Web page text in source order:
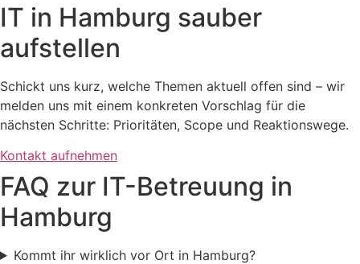
IT in Hamburg sauber
aufstellen
Schickt uns kurz, welche Themen aktuell offen sind – wir
melden uns mit einem konkreten Vorschlag für die
nächsten Schritte: Prioritäten, Scope und Reaktionswege.
Kontakt aufnehmen
FAQ zur IT-Betreuung in
Hamburg
Kommt ihr wirklich vor Ort in Hamburg?